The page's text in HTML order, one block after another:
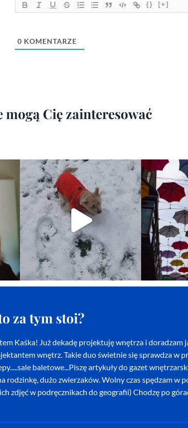
{} [+]
0 KOMENTARZE
Cię zainteresować
za tym stoi?
Kaśka! Już dekadę projektuję wnętrza i doradzam
wnętrz. Takie duo świetnie się sprawdza w
baletowe...Piszę artykuły do gazet
rodzinkę, dużo zwierzaków. Wolny czas spędzam w
zdjęć w podręcznikach do geografii) Chodzę po